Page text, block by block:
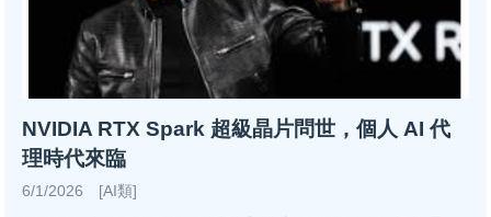
NVIDIA RTX Spark 超級晶片問世，個人 AI 代
理時代來臨
6/1/2026 [AI類]